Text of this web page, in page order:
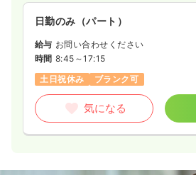
日勤のみ（パート）
給与 お問い合わせください
時間 8:45～17:15
土日祝休み
ブランク可
気になる